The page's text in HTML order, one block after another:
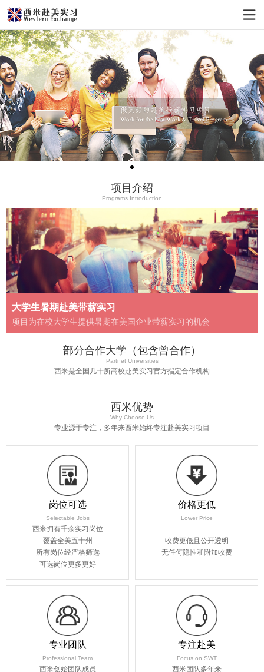
项目介绍
Programs Introduction
大学生暑期赴美带薪实习
项目为在校大学生提供暑期在美国企业带薪实习的机会
部分合作大学（包含曾合作）
Partnet Universities
西米是全国几十所高校赴美实习官方指定合作机构
西米优势
Why Choose Us
专业源于专注，多年来西米始终专注赴美实习项目
岗位可选
Selectable Jobs
西米拥有千余实习岗位
覆盖全美五十州
所有岗位经严格筛选
可选岗位更多更好
价格更低
Lower Price
收费更低且公开透明
无任何隐性和附加收费
专业团队
Professional Team
西米创始团队成员
专注赴美
Focus on SWT
西米团队多年来